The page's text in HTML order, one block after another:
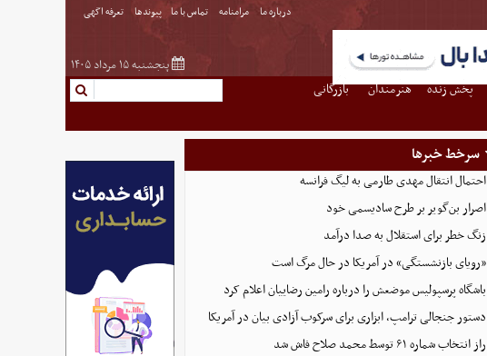
درباره ما مرامنامه تماس با ما پیوندها تعرفه اگهی
پنجشنبه ۱۵ مرداد ۱۴۰۵
پخش زنده هنرمندان
بازرگانی
سرخط خبرها
احتمال انتقال مهدی طارمی به لیگ فرانسه
اصرار بن‌گویر بر طرح سادیسمی خود
زنگ خطر برای استقلال به صدا درآمد
«رویای بازنشستگی» در آمریکا در حال مرگ است
باشگاه پرسپولیس موضعش را درباره رامین رضاییان اعلام کرد
دستور جنجالی ترامپ، ابزاری برای سرکوب آزادی بیان در آمریکا
راز انتخاب شماره ۶۱ توسط محمد صلاح فاش شد